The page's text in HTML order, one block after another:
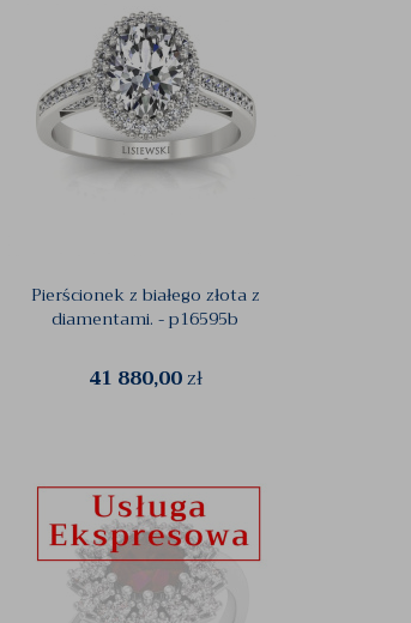
Pierścionek z białego złota z
diamentami. - p16595b
41 880,00zł